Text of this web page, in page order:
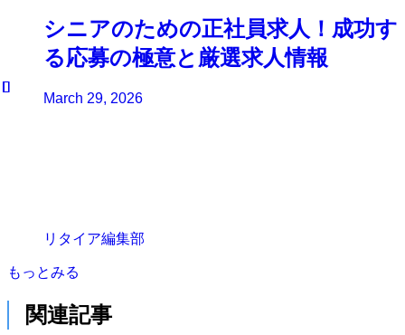
シニアのための正社員求人！成功す
る応募の極意と厳選求人情報
March 29, 2026
リタイア編集部
もっとみる
関連記事